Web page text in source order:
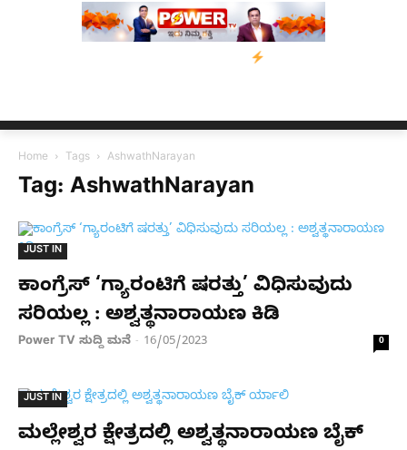
ಬೆಂಗಳೂರಿನಿಂದ ಅಸ್ಸಾಂ
Home Tags AshwathNarayan
Tag: AshwathNarayan
JUST IN
ಕಾಂಗ್ರೆಸ್ ‘ಗ್ಯಾರಂಟಿಗೆ ಷರತ್ತು’ ವಿಧಿಸುವುದು
ಸರಿಯಲ್ಲ : ಅಶ್ವತ್ಥನಾರಾಯಣ ಕಿಡಿ
Power TV ಸುದ್ದಿ ಮನೆ - 16/05/2023 0
JUST IN
ಮಲ್ಲೇಶ್ವರ ಕ್ಷೇತ್ರದಲ್ಲಿ ಅಶ್ವತ್ಥನಾರಾಯಣ ಬೈಕ್‌